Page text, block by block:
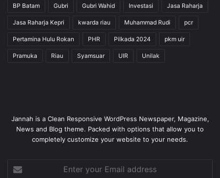
BP Batam Gubri Gubri Wahid Investasi Jasa Raharja
Jasa Raharja Kepri kwarda riau Muhammad Rudi pcr
Pertamina Hulu Rokan PHR Pilkada 2024 pkm uir
Pramuka Riau Syamsuar UIR Unilak
Jannah is a Clean Responsive WordPress Newspaper, Magazine,
News and Blog theme. Packed with options that allow you to
completely customize your website to your needs.
your